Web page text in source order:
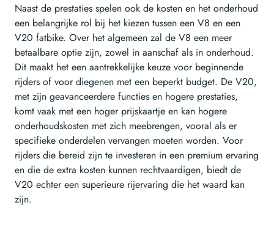
Naast de prestaties spelen ook de kosten en het onderhoud
een belangrijke rol bij het kiezen tussen een V8 en een
V20 fatbike. Over het algemeen zal de V8 een meer
betaalbare optie zijn, zowel in aanschaf als in onderhoud.
Dit maakt het een aantrekkelijke keuze voor beginnende
rijders of voor diegenen met een beperkt budget. De V20,
met zijn geavanceerdere functies en hogere prestaties,
komt vaak met een hoger prijskaartje en kan hogere
onderhoudskosten met zich meebrengen, vooral als er
specifieke onderdelen vervangen moeten worden. Voor
rijders die bereid zijn te investeren in een premium ervaring
en die de extra kosten kunnen rechtvaardigen, biedt de
V20 echter een superieure rijervaring die het waard kan
zijn.